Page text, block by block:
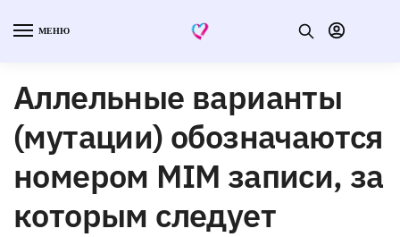
МЕНЮ
Аллельные варианты
(мутации) обозначаются
номером MIM записи, за
которым следует